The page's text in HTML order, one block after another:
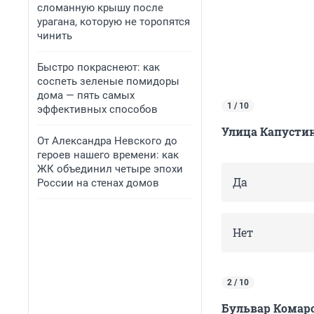
сломанную крышу после
урагана, которую не торопятся
чинить
Быстро покраснеют: как
соспеть зеленые помидоры
дома — пять самых
эффективных способов
От Александра Невского до
героев нашего времени: как
ЖК объединил четыре эпохи
России на стенах домов
1 / 10
Улица
Да
Нет
2 / 10
Бульвар